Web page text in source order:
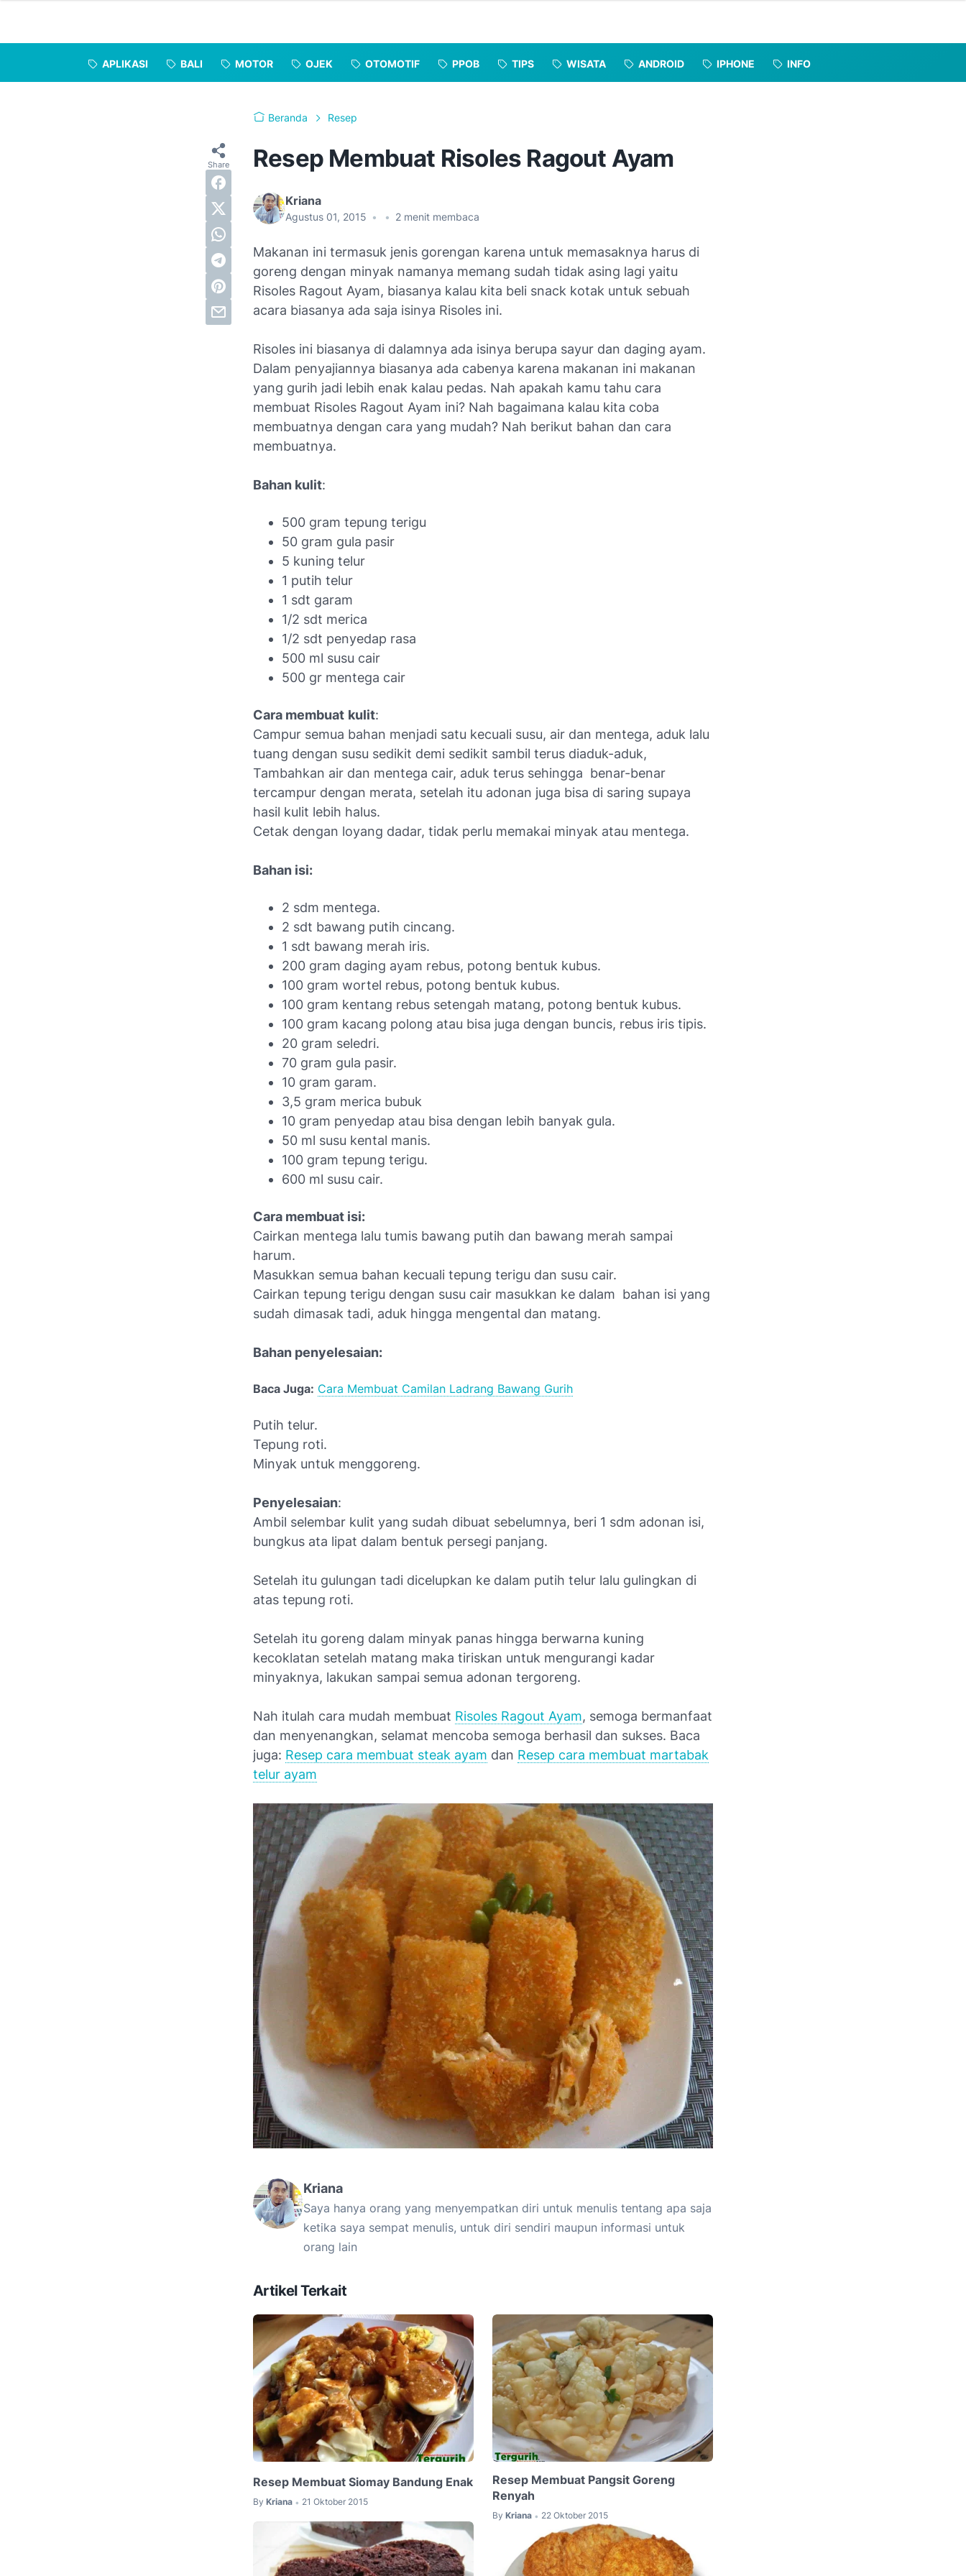
APLIKASI BALI MOTOR OJEK OTOMOTIF PPOB TIPS WISATA ANDROID IPHONE INFO
Beranda Resep
Resep Membuat Risoles Ragout Ayam
Kriana
Agustus 01, 2015 • • 2 menit membaca
Makanan ini termasuk jenis gorengan karena untuk memasaknya harus di
goreng dengan minyak namanya memang sudah tidak asing lagi yaitu
Risoles Ragout Ayam, biasanya kalau kita beli snack kotak untuk sebuah
acara biasanya ada saja isinya Risoles ini.
Risoles ini biasanya di dalamnya ada isinya berupa sayur dan daging ayam.
Dalam penyajiannya biasanya ada cabenya karena makanan ini makanan
yang gurih jadi lebih enak kalau pedas. Nah apakah kamu tahu cara
membuat Risoles Ragout Ayam ini? Nah bagaimana kalau kita coba
membuatnya dengan cara yang mudah? Nah berikut bahan dan cara
membuatnya.
Bahan kulit:
500 gram tepung terigu
50 gram gula pasir
5 kuning telur
1 putih telur
1 sdt garam
1/2 sdt merica
1/2 sdt penyedap rasa
500 ml susu cair
500 gr mentega cair
Cara membuat kulit:
Campur semua bahan menjadi satu kecuali susu, air dan mentega, aduk lalu
tuang dengan susu sedikit demi sedikit sambil terus diaduk-aduk,
Tambahkan air dan mentega cair, aduk terus sehingga benar-benar
tercampur dengan merata, setelah itu adonan juga bisa di saring supaya
hasil kulit lebih halus.
Cetak dengan loyang dadar, tidak perlu memakai minyak atau mentega.
Bahan isi:
2 sdm mentega.
2 sdt bawang putih cincang.
1 sdt bawang merah iris.
200 gram daging ayam rebus, potong bentuk kubus.
100 gram wortel rebus, potong bentuk kubus.
100 gram kentang rebus setengah matang, potong bentuk kubus.
100 gram kacang polong atau bisa juga dengan buncis, rebus iris tipis.
20 gram seledri.
70 gram gula pasir.
10 gram garam.
3,5 gram merica bubuk
10 gram penyedap atau bisa dengan lebih banyak gula.
50 ml susu kental manis.
100 gram tepung terigu.
600 ml susu cair.
Cara membuat isi:
Cairkan mentega lalu tumis bawang putih dan bawang merah sampai
harum.
Masukkan semua bahan kecuali tepung terigu dan susu cair.
Cairkan tepung terigu dengan susu cair masukkan ke dalam bahan isi yang
sudah dimasak tadi, aduk hingga mengental dan matang.
Bahan penyelesaian:
Baca Juga: Cara Membuat Camilan Ladrang Bawang Gurih
Putih telur.
Tepung roti.
Minyak untuk menggoreng.
Penyelesaian:
Ambil selembar kulit yang sudah dibuat sebelumnya, beri 1 sdm adonan isi,
bungkus ata lipat dalam bentuk persegi panjang.
Setelah itu gulungan tadi dicelupkan ke dalam putih telur lalu gulingkan di
atas tepung roti.
Setelah itu goreng dalam minyak panas hingga berwarna kuning
kecoklatan setelah matang maka tiriskan untuk mengurangi kadar
minyaknya, lakukan sampai semua adonan tergoreng.
Nah itulah cara mudah membuat Risoles Ragout Ayam, semoga bermanfaat
dan menyenangkan, selamat mencoba semoga berhasil dan sukses. Baca
juga: Resep cara membuat steak ayam dan Resep cara membuat martabak
telur ayam
Kriana
Saya hanya orang yang menyempatkan diri untuk menulis tentang apa saja
ketika saya sempat menulis, untuk diri sendiri maupun informasi untuk
orang lain
Artikel Terkait
Resep Membuat Siomay Bandung Enak
By Kriana • 21 Oktober 2015
Resep Membuat Pangsit Goreng
Renyah
By Kriana • 22 Oktober 2015